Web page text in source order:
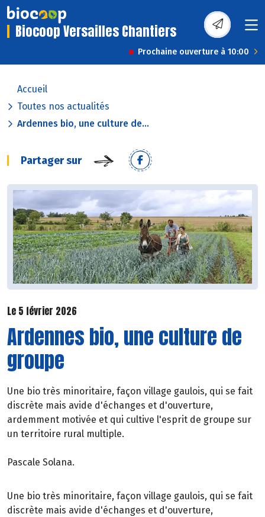
Biocoop Versailles Chantiers
Prochaine ouverture à 10:00
Accueil
Toutes nos actualités
Ardennes bio, une culture de...
Partager sur
Le 5 février 2026
Ardennes bio, une culture de
groupe
Une bio très minoritaire, façon village gaulois, qui se fait
discrète mais avide d'échanges et d'ouverture,
ardemment motivée et qui cultive l'esprit de groupe sur
un territoire rural multiple.
Pascale Solana.
Une bio très minoritaire, façon village gaulois, qui se fait
discrète mais avide d'échanges et d'ouverture,